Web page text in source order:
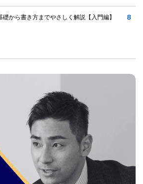
から書き方までやさしく解説【入門編】
8